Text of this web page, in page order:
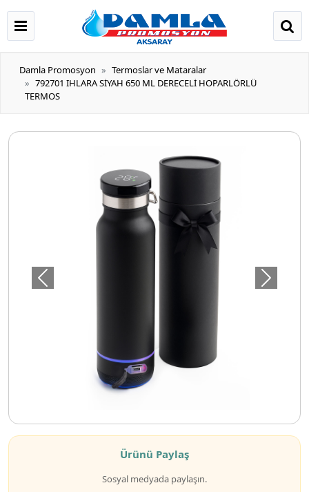
Damla Promosyon
Termoslar ve Mataralar
792701 IHLARA SİYAH 650 ML DERECELİ HOPARLÖRLÜ
TERMOS
Önceki Sonraki
Ürünü Paylaş
Sosyal medyada paylaşın.